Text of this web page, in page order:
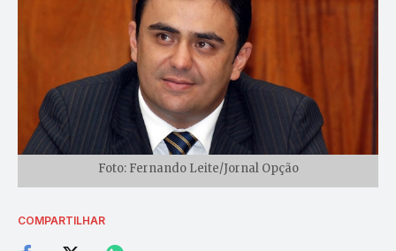
Foto: Fernando Leite/Jornal Opção
COMPARTILHAR